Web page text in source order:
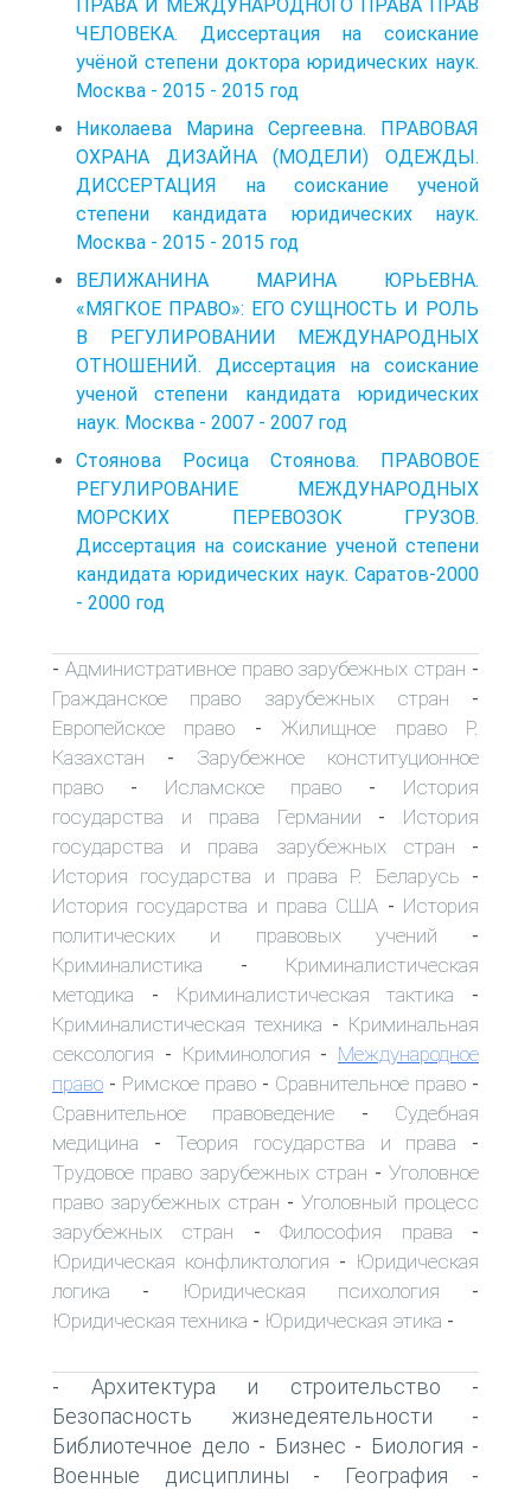
ПРАВА И МЕЖДУНАРОДНОГО ПРАВА ПРАВ
ЧЕЛОВЕКА. Диссертация на соискание
учёной степени доктора юридических наук.
Москва - 2015 - 2015 год
Николаева Марина Сергеевна. ПРАВОВАЯ
ОХРАНА ДИЗАЙНА (МОДЕЛИ) ОДЕЖДЫ.
ДИССЕРТАЦИЯ на соискание ученой
степени кандидата юридических наук.
Москва - 2015 - 2015 год
ВЕЛИЖАНИНА МАРИНА ЮРЬЕВНА.
«МЯГКОЕ ПРАВО»: ЕГО СУЩНОСТЬ И РОЛЬ
В РЕГУЛИРОВАНИИ МЕЖДУНАРОДНЫХ
ОТНОШЕНИЙ. Диссертация на соискание
ученой степени кандидата юридических
наук. Москва - 2007 - 2007 год
Стоянова Росица Стоянова. ПРАВОВОЕ
РЕГУЛИРОВАНИЕ МЕЖДУНАРОДНЫХ
МОРСКИХ ПЕРЕВОЗОК ГРУЗОВ.
Диссертация на соискание ученой степени
кандидата юридических наук. Саратов-2000
- 2000 год
- Административное право зарубежных стран -
Гражданское право зарубежных стран -
Европейское право - Жилищное право Р.
Казахстан - Зарубежное конституционное
право - Исламское право - История
государства и права Германии - История
государства и права зарубежных стран -
История государства и права Р. Беларусь -
История государства и права США - История
политических и правовых учений -
Криминалистика - Криминалистическая
методика - Криминалистическая тактика -
Криминалистическая техника - Криминальная
сексология - Криминология - Международное
право - Римское право - Сравнительное право -
Сравнительное правоведение - Судебная
медицина - Теория государства и права -
Трудовое право зарубежных стран -Уголовное
право зарубежных стран - Уголовный процесс
зарубежных стран -Философия права -
Юридическая конфликтология - Юридическая
логика - Юридическая психология -
Юридическая техника - Юридическая этика -
- Архитектура и строительство -
Безопасность жизнедеятельности -
Библиотечное дело - Бизнес - Биология -
Военные дисциплины - География -